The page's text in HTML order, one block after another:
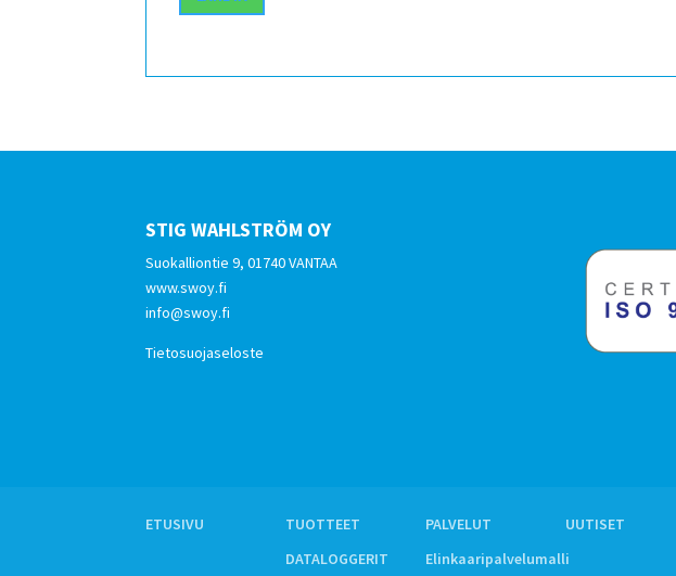
STIG WAHLSTRÖM OY
Suokalliontie 9, 01740 VANTAA
www.swoy.fi
info@swoy.fi
Tietosuojaseloste
ETUSIVU
TUOTTEET
DATALOGGERIT
PALVELUT
Elinkaaripalvelumalli
UUTISET